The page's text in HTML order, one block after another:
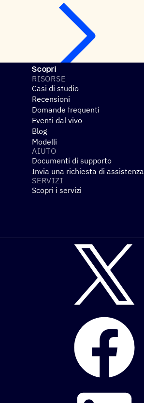
Scopri
RISORSE
Casi di studio
Recensioni
Domande frequenti
Eventi dal vivo
Blog
Modelli
AIUTO
Documenti di supporto
Invia una richiesta di assistenza
SERVIZI
Scopri i servizi